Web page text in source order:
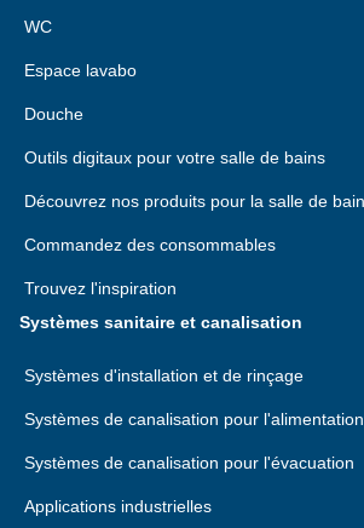
WC
Espace lavabo
Douche
Outils digitaux pour votre salle de bains
Découvrez nos produits pour la salle de
Commandez des consommables
Trouvez l'inspiration
Systèmes sanitaire et canalisation
Systèmes d'installation et de rinçage
Systèmes de canalisation pour l'alimentation
Systèmes de canalisation pour l'évacuation
Applications industrielles